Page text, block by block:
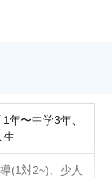
年〜中学3年、
生
(1対2~)、少人